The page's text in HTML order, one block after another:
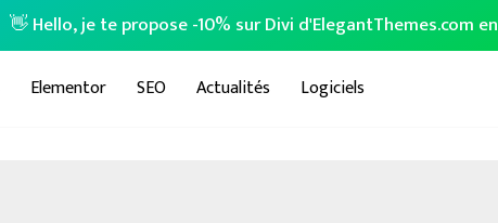
👋 Hello, je te propose -10% sur Divi d'ElegantThemes.com en
Elementor SEO Actualités Logiciels